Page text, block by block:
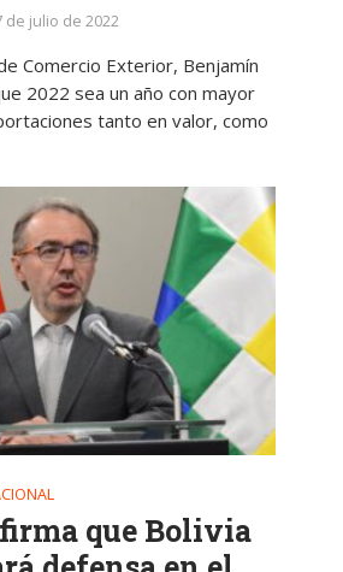
de julio de 2022
Comercio Exterior, Benjamín
2022 sea un año con mayor
tanto en valor, como
que Bolivia